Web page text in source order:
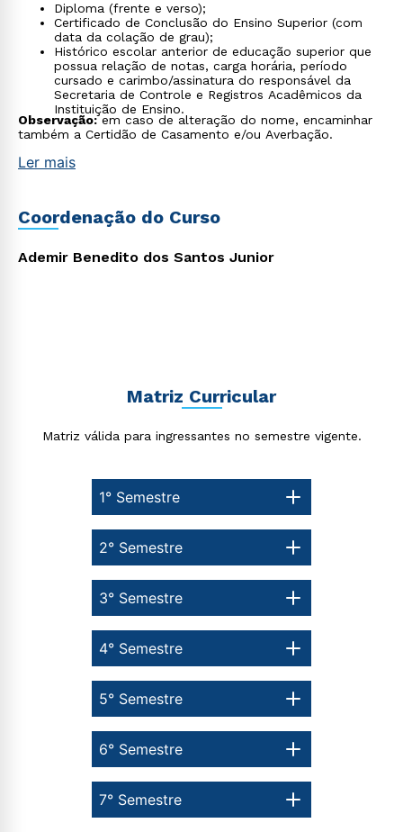
Diploma (frente e verso);
Certificado de Conclusão do Ensino Superior (com
data da colação de grau);
Histórico escolar anterior de educação superior que
possua relação de notas, carga horária, período
cursado e carimbo/assinatura do responsável da
Secretaria de Controle e Registros Acadêmicos da
Instituição de Ensino.
Observação:em caso de alteração do nome, encaminhar
também a Certidão de Casamento e/ou Averbação.
Ler mais
Coordenação do Curso
Ademir Benedito dos Santos Junior
Matriz Curricular
Matriz válida para ingressantes no semestre vigente.
1° Semestre
7° Semestre
6° Semestre
5° Semestre
4° Semestre
3° Semestre
2° Semestre
Rápido e fácil
WhatsApp
ou